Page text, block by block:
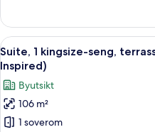
1
soverom
(Crescent
Suite)
Åpne
alle
bildene
av
Suite,
9
Suite, 1 kingsize-seng,
Inspired)
Byutsikt
106 m²
1 soverom